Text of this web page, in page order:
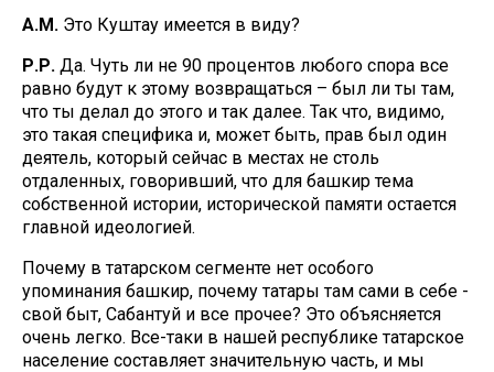
А.М. Это Куштау имеется в виду?
Р.Р. Да. Чуть ли не 90 процентов любого спора все
равно будут к этому возвращаться – был ли ты там,
что ты делал до этого и так далее. Так что, видимо,
это такая специфика и, может быть, прав был один
деятель, который сейчас в местах не столь
отдаленных, говоривший, что для башкир тема
собственной истории, исторической памяти остается
главной идеологией.
Почему в татарском сегменте нет особого
упоминания башкир, почему татары там сами в себе -
свой быт, Сабантуй и все прочее? Это объясняется
очень легко. Все-таки в нашей республике татарское
население составляет значительную часть, и мы